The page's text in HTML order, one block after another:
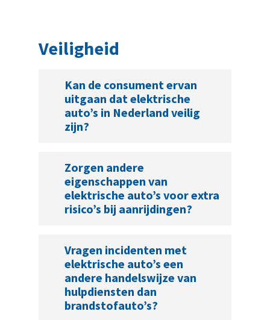
Veiligheid
Kan de consument ervan
uitgaan dat elektrische
auto’s in Nederland veilig
zijn?
Zorgen andere
eigenschappen van
elektrische auto’s voor extra
risico’s bij aanrijdingen?
Vragen incidenten met
elektrische auto’s een
andere handelswijze van
hulpdiensten dan
brandstofauto’s?